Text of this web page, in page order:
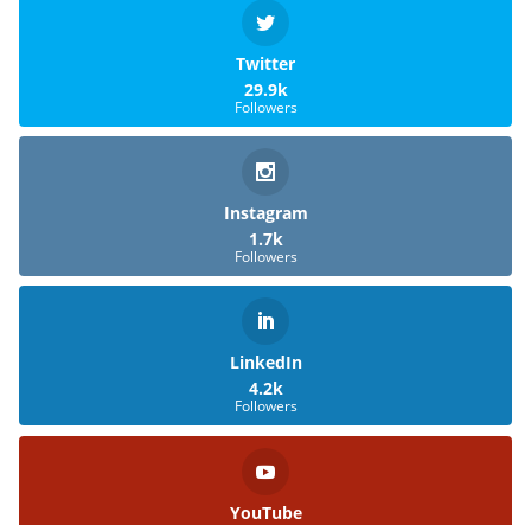
Twitter
29.9k
Followers
Instagram
1.7k
Followers
LinkedIn
4.2k
Followers
YouTube